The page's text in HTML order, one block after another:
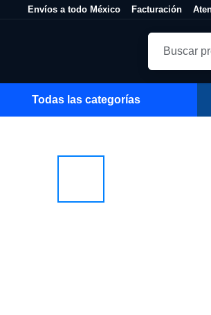
Skip to Content
Envíos a todo México Facturación
Todas las categorías